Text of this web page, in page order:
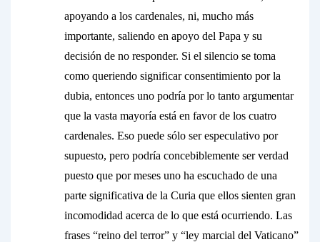
apoyando a los cardenales, ni, mucho más
importante, saliendo en apoyo del Papa y su
decisión de no responder. Si el silencio se toma
como queriendo significar consentimiento por la
dubia, entonces uno podría por lo tanto argumentar
que la vasta mayoría está en favor de los cuatro
cardenales. Eso puede sólo ser especulativo por
supuesto, pero podría concebiblemente ser verdad
puesto que por meses uno ha escuchado de una
parte significativa de la Curia que ellos sienten gran
incomodidad acerca de lo que está ocurriendo. Las
frases “reino del terror” y “ley marcial del Vaticano”